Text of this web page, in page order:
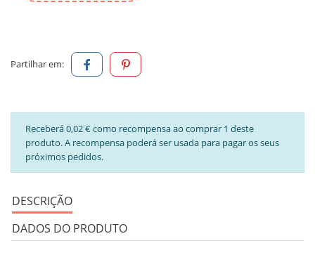
Partilhar em:
Receberá 0,02 € como recompensa ao comprar 1 deste
produto. A recompensa poderá ser usada para pagar os seus
próximos pedidos.
DESCRIÇÃO
DADOS DO PRODUTO